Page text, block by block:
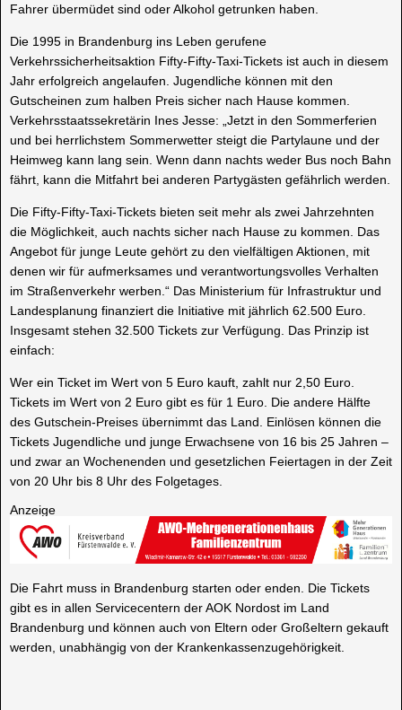
Fahrer übermüdet sind oder Alkohol getrunken haben.
Die 1995 in Brandenburg ins Leben gerufene
Verkehrssicherheitsaktion Fifty-Fifty-Taxi-Tickets ist auch in diesem
Jahr erfolgreich angelaufen. Jugendliche können mit den
Gutscheinen zum halben Preis sicher nach Hause kommen.
Verkehrsstaatssekretärin Ines Jesse: „Jetzt in den Sommerferien
und bei herrlichstem Sommerwetter steigt die Partylaune und der
Heimweg kann lang sein. Wenn dann nachts weder Bus noch Bahn
fährt, kann die Mitfahrt bei anderen Partygästen gefährlich werden.
Die Fifty-Fifty-Taxi-Tickets bieten seit mehr als zwei Jahrzehnten
die Möglichkeit, auch nachts sicher nach Hause zu kommen. Das
Angebot für junge Leute gehört zu den vielfältigen Aktionen, mit
denen wir für aufmerksames und verantwortungsvolles Verhalten
im Straßenverkehr werben.“ Das Ministerium für Infrastruktur und
Landesplanung finanziert die Initiative mit jährlich 62.500 Euro.
Insgesamt stehen 32.500 Tickets zur Verfügung. Das Prinzip ist
einfach:
Wer ein Ticket im Wert von 5 Euro kauft, zahlt nur 2,50 Euro.
Tickets im Wert von 2 Euro gibt es für 1 Euro. Die andere Hälfte
des Gutschein-Preises übernimmt das Land. Einlösen können die
Tickets Jugendliche und junge Erwachsene von 16 bis 25 Jahren –
und zwar an Wochenenden und gesetzlichen Feiertagen in der Zeit
von 20 Uhr bis 8 Uhr des Folgetages.
Anzeige
Die Fahrt muss in Brandenburg starten oder enden. Die Tickets
gibt es in allen Servicecentern der AOK Nordost im Land
werden, unabhängig von der Krankenkassenzugehörigkeit.